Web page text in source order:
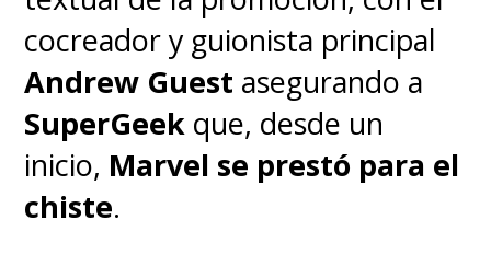
más grande de lo que podría
imaginar.
cocreador y guionista principal
Andrew Guest asegurando a
SuperGeek que, desde un
inicio, Marvel se prestó para el
chiste.